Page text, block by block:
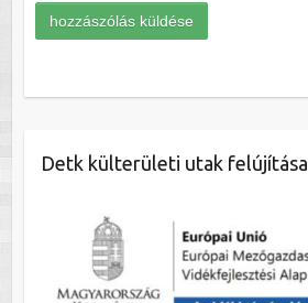
Detk külterületi utak felújítása